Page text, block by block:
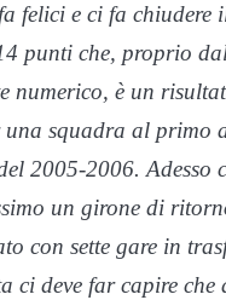
felici e ci fa chiudere
punti che, proprio
numerico, è un
una squadra al primo
2005-2006. Adesso
un girone di
con sette gare in
ci deve far capire che